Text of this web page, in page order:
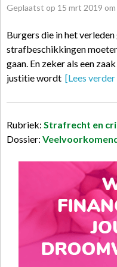
Geplaatst op 15 mrt 2019 om
Burgers die in het
strafbeschikkingen
gaan. En zeker als een
justitie wordt [Lees
Rubriek: Strafrecht en
Dossier: